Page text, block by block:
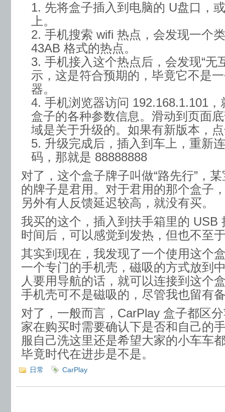
先将盒子插入到电脑的 U盘口，
上。
手机搜索 wifi 热点，会发现一个
43AB 格式的热点。
手机接入这个热点后，会发现“无
示，这是符合预期的，毕竟它不是
器。
手机浏览器访问 192.168.1.101
盒子的各种参数信息。滑动到页面
域是关于升级的。如果有新版本，
升级完成后，插入到车上，重新
码，那就是 88888888
对了，这个盒子牌子叫做“路先行”，
的牌子是君用。对于君用的那个盒子
另外有人反馈延迟较高，就没有买。
我买的这个，插入到扶手箱里的 USB
时间后，可以感觉到发热，但也不至
其实到现在，我发现了一个使用这个
一个专门的手机壳，磁吸的方式放到
人要用导航的话，就可以连接到这个
手机壳可不是磁吸的，尽管我也留有
对了，一般而言，CarPlay 盒子都区
家在购买时需要确认下是否和自己的
服自己洗这里还是希望大家的小车车
毕竟时代在进步是不是。
日常 CarPlay